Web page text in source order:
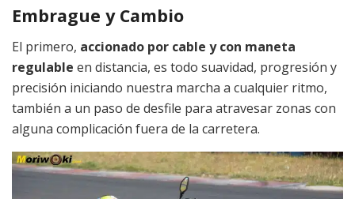
Embrague y Cambio
El primero, accionado por cable y con maneta
regulable en distancia, es todo suavidad, progresión y
precisión iniciando nuestra marcha a cualquier ritmo,
también a un paso de desfile para atravesar zonas con
alguna complicación fuera de la carretera.